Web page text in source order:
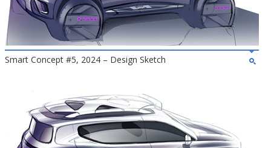
Smart Concept #5, 2024 – Design Sketch